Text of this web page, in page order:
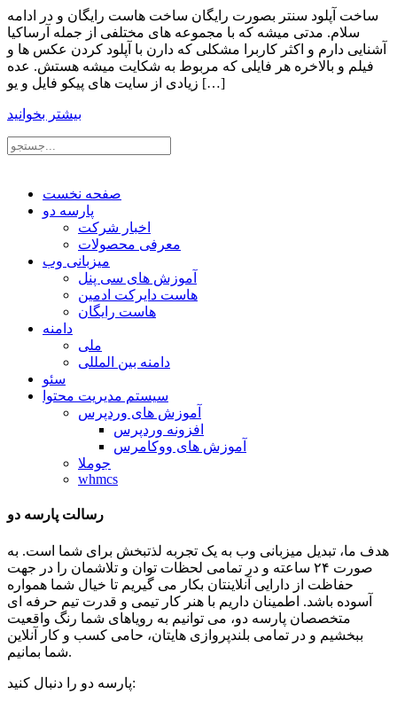
ساخت آپلود سنتر بصورت رایگان ساخت هاست رایگان و در ادامه
سلام. مدتی میشه که با مجموعه های مختلفی از جمله آرساکیا
آشنایی دارم و اکثر کاربرا مشکلی که دارن با آپلود کردن عکس ها و
فیلم و بالاخره هر فایلی که مربوط به شکایت میشه هستش. عده
زیادی از سایت های پیکو فایل و یو […]
بیشتر بخوانید
صفحه نخست
پارسه دو
اخبار شرکت
معرفی محصولات
میزبانی وب
آموزش های سی پنل
هاست دایرکت ادمین
هاست رایگان
دامنه
ملی
دامنه بین المللی
سئو
سیستم مدیریت محتوا
آموزش های وردپرس
افزونه وردپرس
آموزش های ووکامرس
جوملا
whmcs
رسالت پارسه دو
هدف ما، تبدیل میزبانی وب به یک تجربه لذتبخش برای شما است. به
صورت ۲۴ ساعته و در تمامی لحظات توان و تلاشمان را در جهت
حفاظت از دارایی آنلاینتان بکار می گیریم تا خیال شما همواره
آسوده باشد. اطمینان داریم با هنر کار تیمی و قدرت تیم حرفه ای
متخصصان پارسه دو، می توانیم به رویاهای شما رنگ واقعیت
ببخشیم و در تمامی بلندپروازی هایتان، حامی کسب و کار آنلاین
شما بمانیم.
پارسه دو را دنبال کنید: